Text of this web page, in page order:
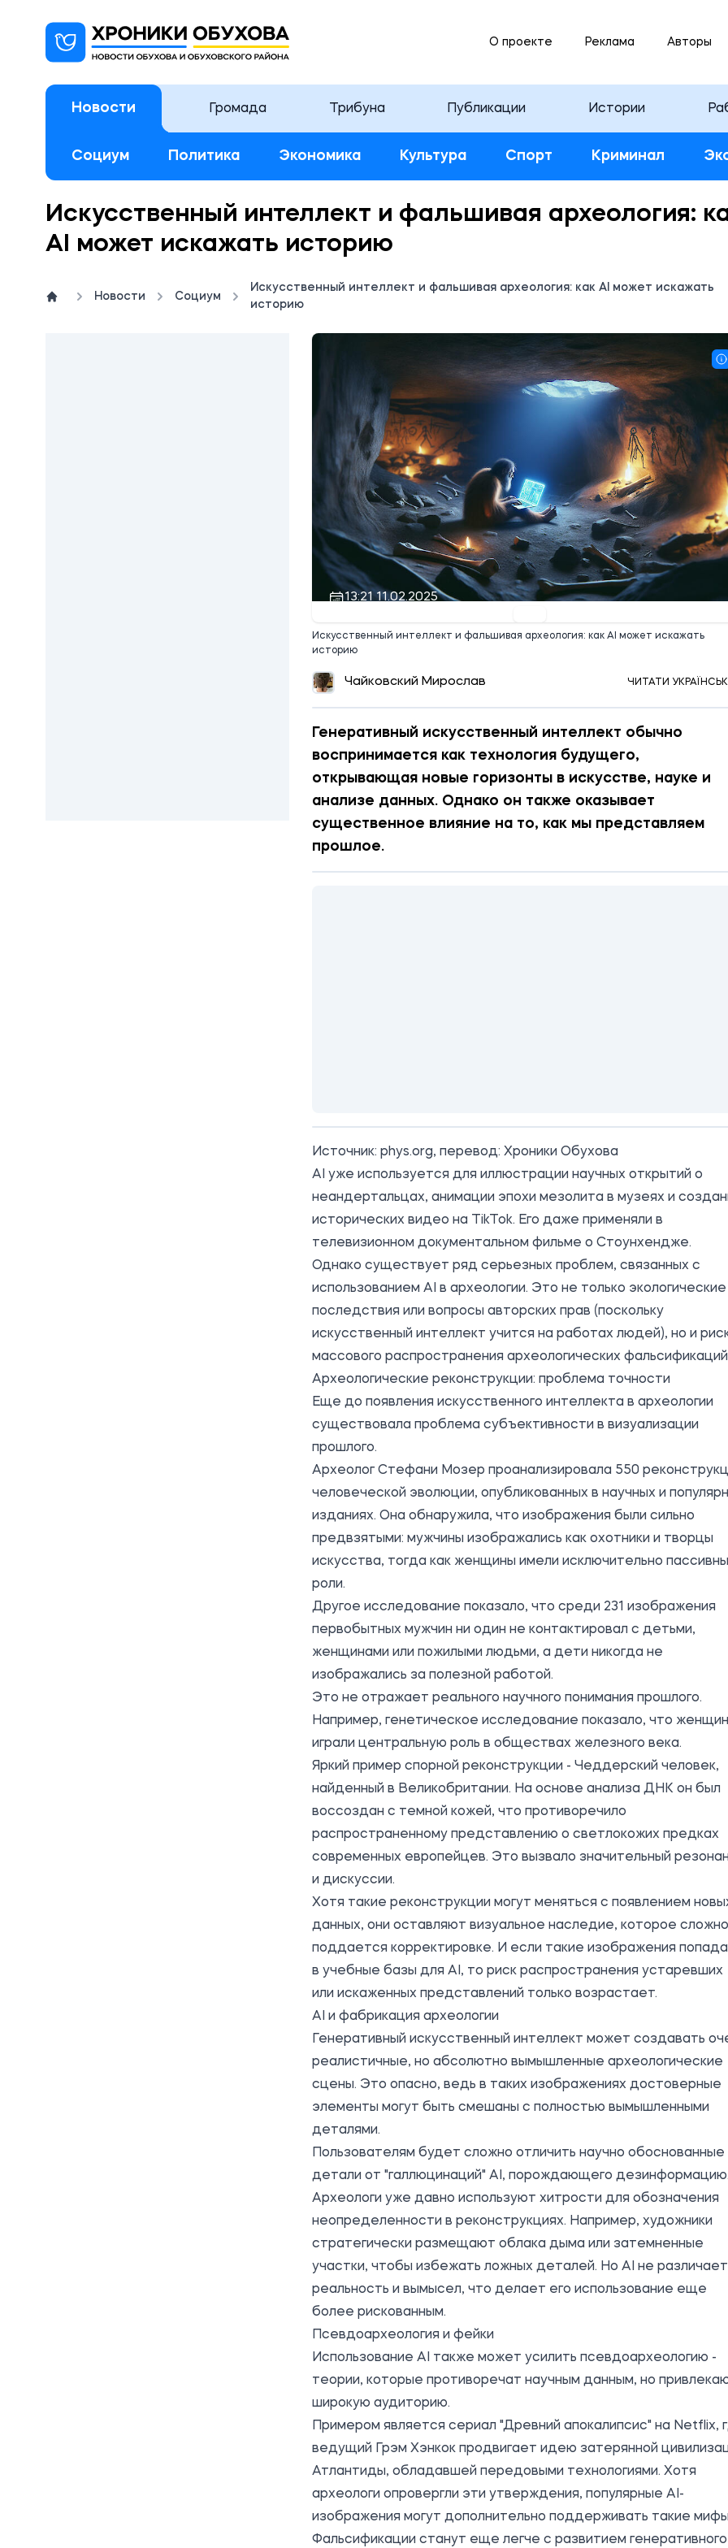
О проекте Реклама Авторы
Новости Громада Трибуна Публикации Истории
Социум Политика Экономика Культура Спорт Криминал
Искусственный интеллект и фальшивая археология:
AI может искажать историю
Новости Социум
Искусственный интеллект и фальшивая археология: как AI может искажать
историю
13:21 11.02.2025
Искусственный интеллект и фальшивая археология: как AI может искажать
историю
Чайковский Мирослав ЧИТАТИ
Генеративный искусственный интеллект обычно
воспринимается как технология будущего,
открывающая новые горизонты в искусстве, науке и
анализе данных. Однако он также оказывает
существенное влияние на то, как мы представляем
прошлое.
Источник: phys.org, перевод: Хроники Обухова
AI уже используется для иллюстрации научных открытий о
неандертальцах, анимации эпохи мезолита в музеях и
исторических видео на TikTok. Его даже применяли в
телевизионном документальном фильме о Стоунхендже.
Однако существует ряд серьезных проблем, связанных с
использованием AI в археологии. Это не только экологические
последствия или вопросы авторских прав (поскольку
искусственный интеллект учится на работах людей), но и
массового распространения археологических
Археологические реконструкции: проблема точности
Еще до появления искусственного интеллекта в археологии
существовала проблема субъективности в визуализации
прошлого.
Археолог Стефани Мозер проанализировала 550
человеческой эволюции, опубликованных в научных и
изданиях. Она обнаружила, что изображения были сильно
предвзятыми: мужчины изображались как охотники и творцы
искусства, тогда как женщины имели исключительно
роли.
Другое исследование показало, что среди 231 изображения
первобытных мужчин ни один не контактировал с детьми,
женщинами или пожилыми людьми, а дети никогда не
изображались за полезной работой.
Это не отражает реального научного понимания прошлого.
Например, генетическое исследование показало, что
играли центральную роль в обществах железного века.
Яркий пример спорной реконструкции - Чеддерский человек,
найденный в Великобритании. На основе анализа ДНК он был
воссоздан с темной кожей, что противоречило
распространенному представлению о светлокожих предках
современных европейцев. Это вызвало значительный
и дискуссии.
Хотя такие реконструкции могут меняться с появлением
данных, они оставляют визуальное наследие, которое сложно
поддается корректировке. И если такие изображения
в учебные базы для AI, то риск распространения устаревших
или искаженных представлений только возрастает.
AI и фабрикация археологии
Генеративный искусственный интеллект может создавать
реалистичные, но абсолютно вымышленные археологические
сцены. Это опасно, ведь в таких изображениях достоверные
элементы могут быть смешаны с полностью вымышленными
деталями.
Пользователям будет сложно отличить научно обоснованные
детали от "галлюцинаций" AI, порождающего дезинформацию.
Археологи уже давно используют хитрости для обозначения
неопределенности в реконструкциях. Например, художники
стратегически размещают облака дыма или затемненные
участки, чтобы избежать ложных деталей. Но AI не различает
реальность и вымысел, что делает его использование еще
более рискованным.
Псевдоархеология и фейки
Использование AI также может усилить псевдоархеологию -
теории, которые противоречат научным данным, но
широкую аудиторию.
Примером является сериал "Древний апокалипсис" на Netflix,
ведущий Грэм Хэнкок продвигает идею затерянной
Атлантиды, обладавшей передовыми технологиями. Хотя
археологи опровергли эти утверждения, популярные AI-
изображения могут дополнительно поддерживать такие
Фальсификации станут еще легче с развитием генеративного